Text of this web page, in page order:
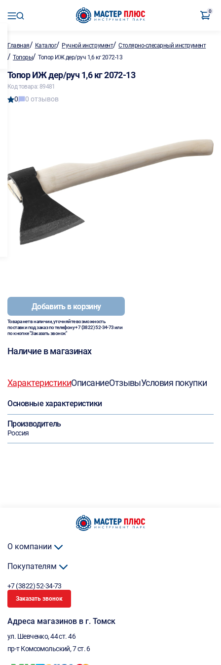
0
Главная/ Каталог/ Ручной инструмент/Столярно-слесарный инструмент
/ Топоры/Топор ИЖ дер/руч 1,6 кг 2072-13
Топор ИЖ дер/руч 1,6 кг 2072-13
Код товара: 89481
0 0 отзывов
Добавить в корзину
Товара нет в наличии, уточняйте возможность
поставки под заказ по телефону+7 (3822) 52-34-73или
по кнопке "Заказать звонок"
Наличие в магазинах
ХарактеристикиОписаниеОтзывыУсловия покупки
Основные характеристики
Производитель
Россия
О компании
Покупателям
+7 (3822) 52-34-73
Заказать звонок
Адреса магазинов в г. Томск
ул. Шевченко, 44 ст. 46
пр-т Комсомольский, 7 ст. 6